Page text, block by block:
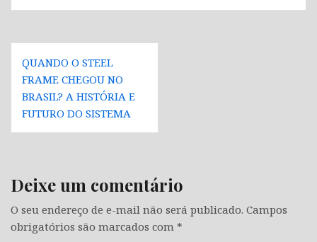
Navegação
de
Post
QUANDO O STEEL
FRAME CHEGOU NO
BRASIL? A HISTÓRIA E
FUTURO DO SISTEMA
Deixe um comentário
O seu endereço de e-mail não será publicado. Campos
obrigatórios são marcados com *